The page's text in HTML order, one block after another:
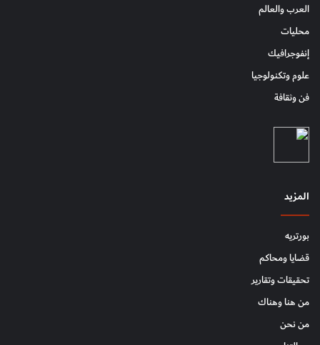
العرب والعالم
محليات
إنفوجرافيك
علوم وتكنولوجيا
فن وثقافة
المزيد
بورتريه
قضايا ومحاكم
تحقيقات وتقارير
من هنا وهناك
من نحن